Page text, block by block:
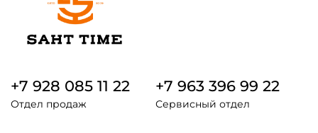
+7 928 085 11 22
Отдел продаж
+7 963 396 99 22
Сервисный отдел